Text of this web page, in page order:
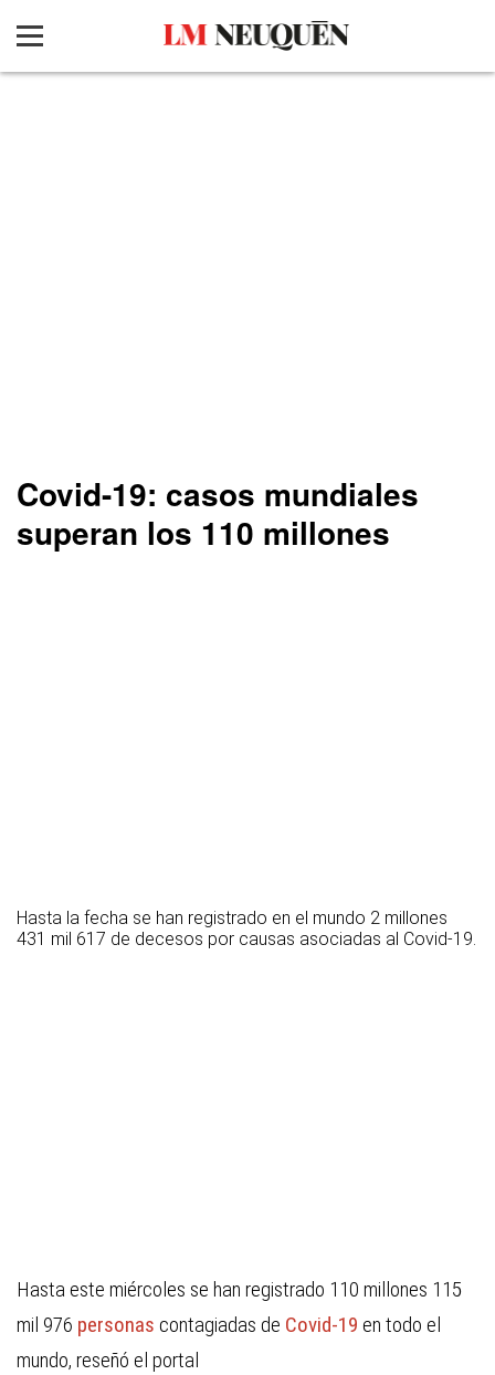
Covid-19: casos mundiales
superan los 110 millones
Hasta la fecha se han registrado en el mundo 2 millones
431 mil 617 de decesos por causas asociadas al Covid-19.
Hasta este miércoles se han registrado 110 millones 115
mil 976 personas contagiadas de Covid-19 en todo el
mundo, reseñó el portal